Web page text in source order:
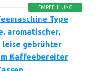
EMPFEHLUNG
Type
aromatischer,
leise gebrühter
Kaffeebereiter